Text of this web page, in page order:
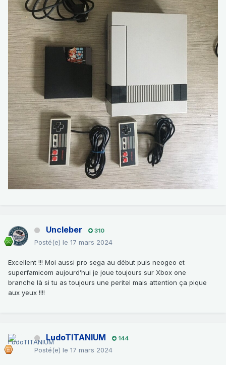
Uncleber 310
Posté(e) le 17 mars 2024
Excellent !!! Moi aussi pro sega au début puis neogeo et
superfamicom aujourd’hui je joue toujours sur Xbox one
branche là si tu as toujours une peritel mais attention ça pique
aux yeux !!!!
LudoTITANIUM 144
Posté(e) le 17 mars 2024